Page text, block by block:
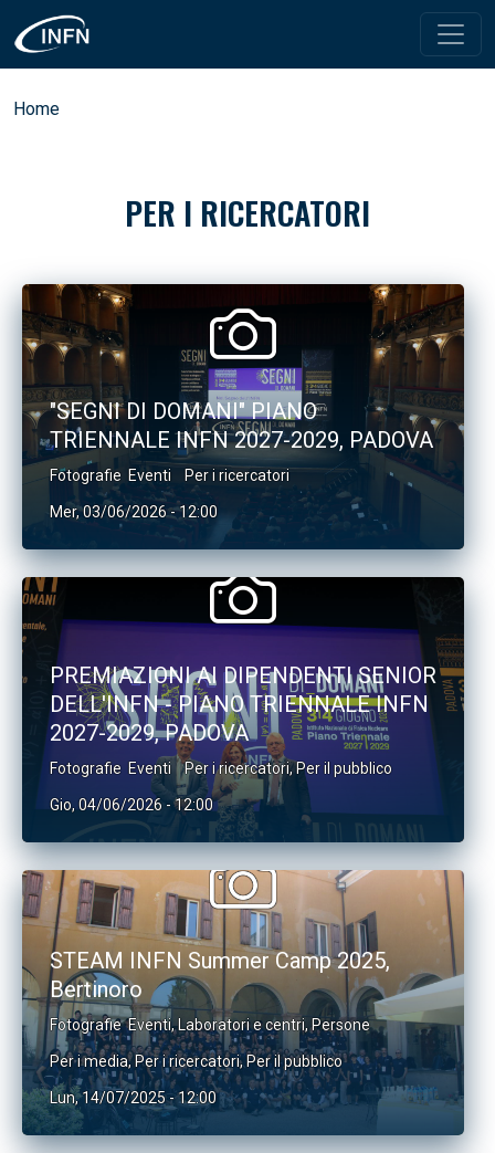
Salta al contenuto principale
Briciole di pane
Home
PER I RICERCATORI
"SEGNI DI DOMANI" PIANO
TRIENNALE INFN 2027-2029, PADOVA
Fotografie Eventi Per i ricercatori
Mer, 03/06/2026 - 12:00
PREMIAZIONI AI DIPENDENTI SENIOR
DELL'INFN - PIANO TRIENNALE INFN
2027-2029, PADOVA
Fotografie Eventi Per i ricercatori,Per il pubblico
Gio, 04/06/2026 - 12:00
STEAM INFN Summer Camp 2025,
Bertinoro
Fotografie Eventi, Laboratori e centri,Persone
Per i media, Per i ricercatori, Per il pubblico
Lun, 14/07/2025 - 12:00